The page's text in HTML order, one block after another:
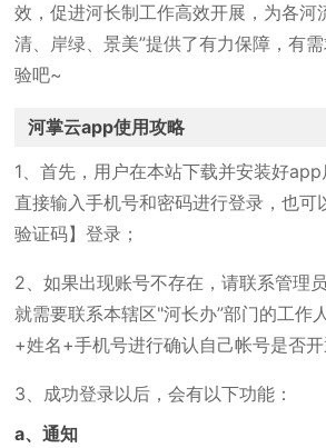
效，促进河长制工作高效开展，为各河
清、岸绿、景美”提供了有力保障，有
验吧~
河掌云app使用攻略
1、首先，用户在本站下载并安装好
直接输入手机号和密码进行登录，也可
验证码】登录；
2、如果出现账号不存在，请联系管理
就需要联系本辖区"河长办”部门的工作
+姓名+手机号进行确认自己帐号是否开
3、成功登录以后，会有以下功能：
a、通知